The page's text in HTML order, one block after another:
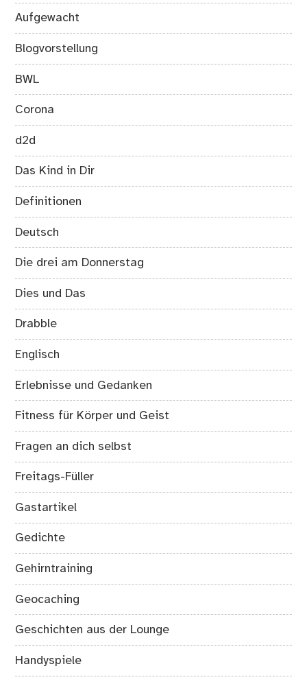
Aufgewacht
Blogvorstellung
BWL
Corona
d2d
Das Kind in Dir
Definitionen
Deutsch
Die drei am Donnerstag
Dies und Das
Drabble
Englisch
Erlebnisse und Gedanken
Fitness für Körper und Geist
Fragen an dich selbst
Freitags-Füller
Gastartikel
Gedichte
Gehirntraining
Geocaching
Geschichten aus der Lounge
Handyspiele